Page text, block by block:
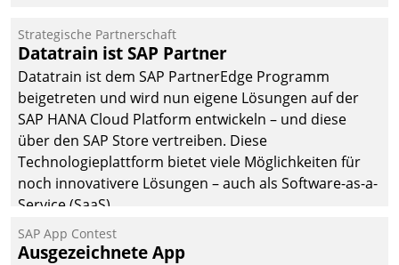
Einsparungen durch optimierte und automatisierte
Prozesse. Doch man darf nicht zu viel erwarten: Allein
mit der Einführung einer neuen Software ist es nicht
getan. Die Digitalisierung erfordert von Unternehmen
die Bereitschaft, sich zu überprüfen, zu hinterfragen
und zu verändern.
Strategische Partnerschaft
Datatrain ist SAP Partner
Datatrain ist dem SAP PartnerEdge Programm
beigetreten und wird nun eigene Lösungen auf der
SAP HANA Cloud Platform entwickeln – und diese
über den SAP Store vertreiben. Diese
Technologieplattform bietet viele Möglichkeiten für
noch innovativere Lösungen – auch als Software-as-a-
Service (SaaS).
SAP App Contest
Ausgezeichnete App